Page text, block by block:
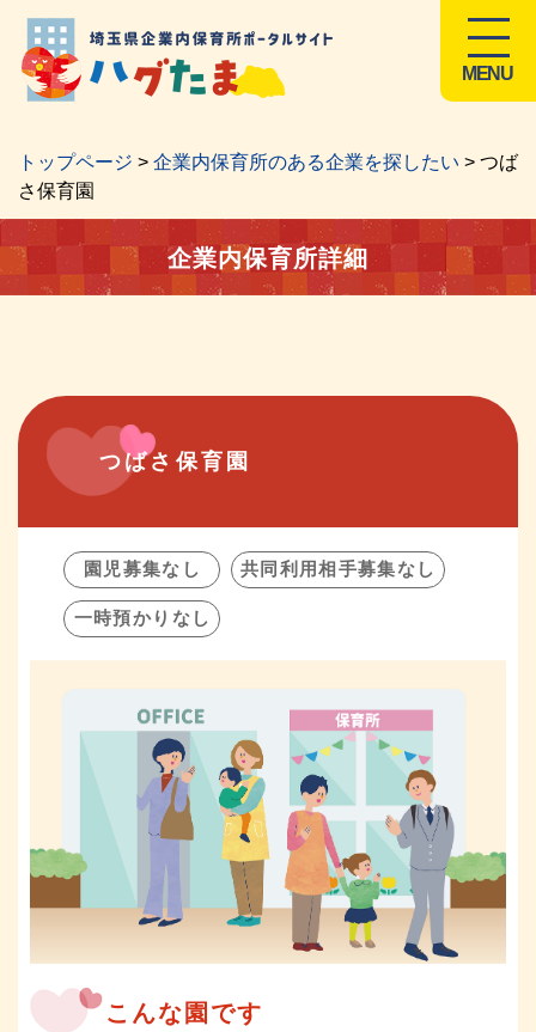
MENU
トップページ > 企業内保育所のある企業を探したい > つば
さ保育園
企業内保育所詳細
つばさ保育園
園児募集なし 共同利用相手募集なし
一時預かりなし
こんな園です